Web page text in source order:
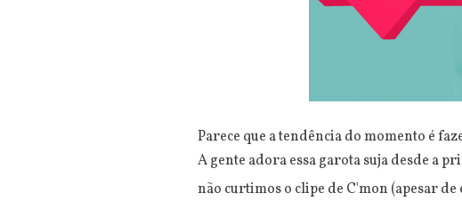
Parece que a tendência do momento é
A gente adora essa garota suja desde a
não curtimos o clipe de C'mon (apesar